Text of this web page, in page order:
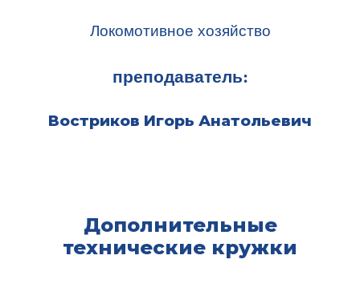
Локомотивное хозяйство
преподаватель:
Востриков Игорь Анатольевич
Дополнительные
технические кружки